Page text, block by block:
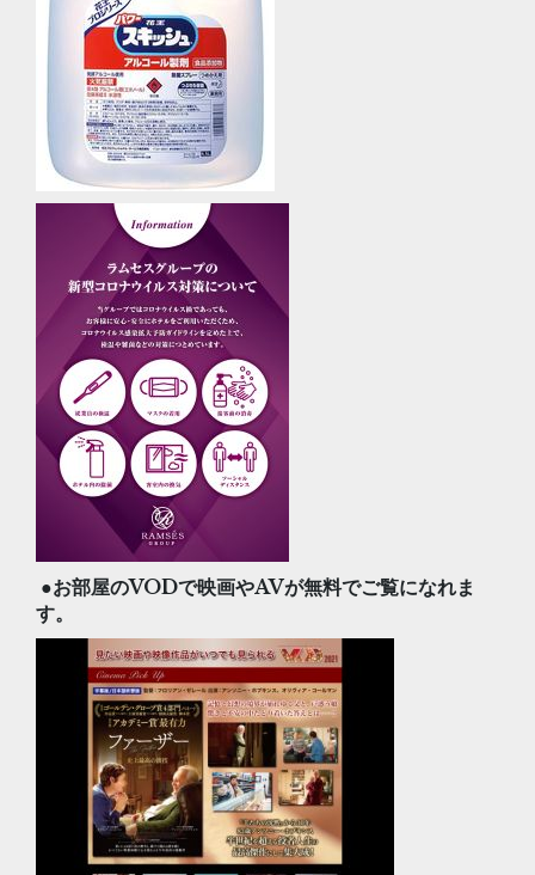
●お部屋のVODで映画やAVが無料でご覧になれま
す。